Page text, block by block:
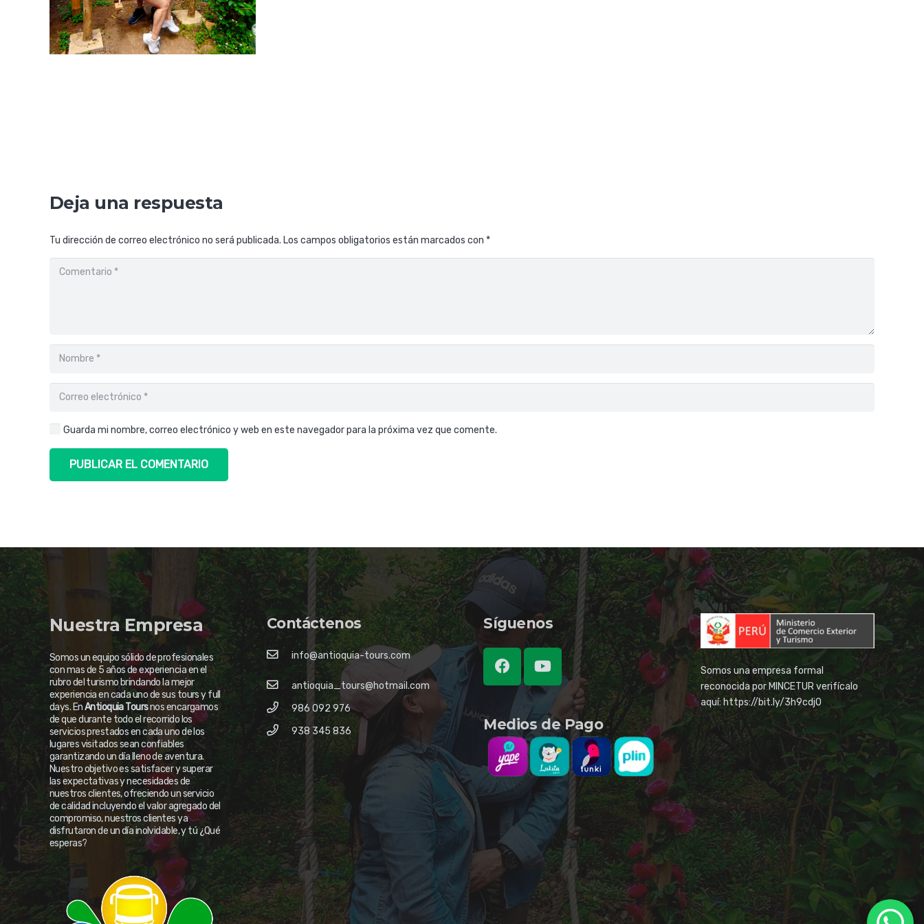
Deja una respuesta
Tu dirección de correo electrónico no será publicada. Los campos obligatorios están marcados con *
Guarda mi nombre, correo electrónico y web en este navegador para la próxima vez que comente.
PUBLICAR EL COMENTARIO
Nuestra Empresa
Somos un equipo sólido de profesionales
con mas de 5 años de experiencia en el
rubro del turismo brindando la mejor
experiencia en cada uno de sus tours y full
days. EnAntioquia Toursnos encargamos
de que durante todo el recorrido los
servicios prestados en cada uno de los
lugares visitados sean confiables
garantizando un día lleno de aventura.
Nuestro objetivo es satisfacer y superar
las expectativas y necesidades de
nuestros clientes, ofreciendo un servicio
de calidad incluyendo el valor agregado del
compromiso, nuestros clientes ya
disfrutaron de un día inolvidable, y tú ¿Qué
esperas?
Contáctenos
info@antioquia-tours.com
antioquia_tours@hotmail.com
986 092 976
938 345 836
Síguenos
Medios de Pago
Somos una empresa formal
reconocida por MINCETUR verifícalo
aquí: https://bit.ly/3h9cdj0